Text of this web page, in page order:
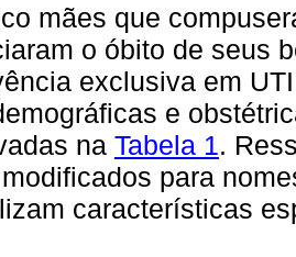
mães que
o óbito de seus
exclusiva em
e
na Tabela 1.
para
características